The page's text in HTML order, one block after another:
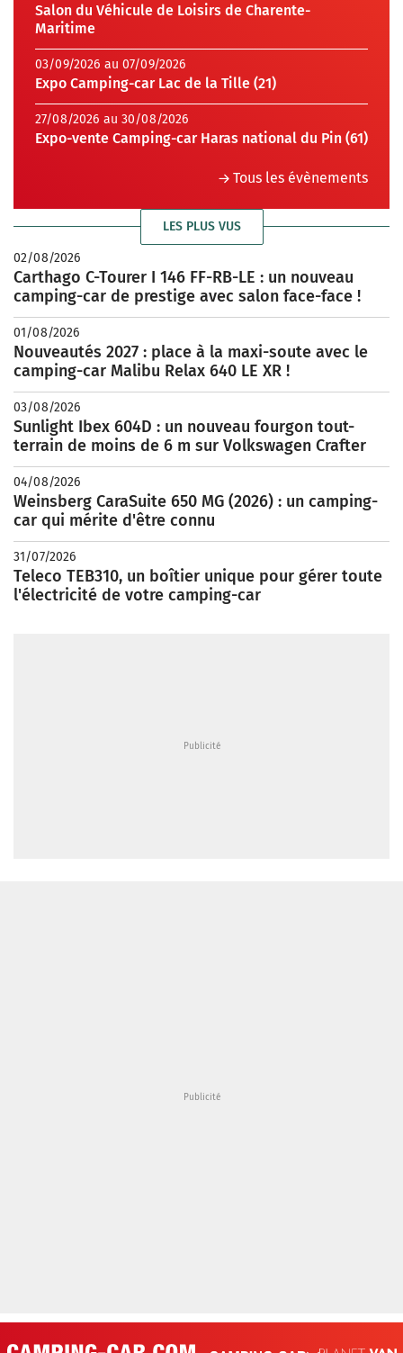
Salon du Véhicule de Loisirs de Charente-
Maritime
03/09/2026 au 07/09/2026
Expo Camping-car Lac de la Tille (21)
27/08/2026 au 30/08/2026
Expo-vente Camping-car Haras national du Pin (61)
Tous les évènements
LES PLUS VUS
02/08/2026
Carthago C-Tourer I 146 FF-RB-LE : un nouveau
camping-car de prestige avec salon face-face !
01/08/2026
Nouveautés 2027 : place à la maxi-soute avec le
camping-car Malibu Relax 640 LE XR !
03/08/2026
Sunlight Ibex 604D : un nouveau fourgon tout-
terrain de moins de 6 m sur Volkswagen Crafter
04/08/2026
Weinsberg CaraSuite 650 MG (2026) : un camping-
car qui mérite d'être connu
31/07/2026
Teleco TEB310, un boîtier unique pour gérer toute
l'électricité de votre camping-car